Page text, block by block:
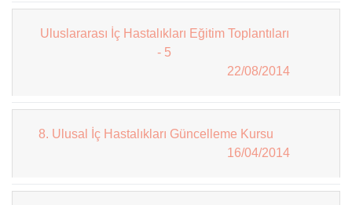
Uluslararası İç Hastalıkları Eğitim Toplantıları
- 5
22/08/2014
8. Ulusal İç Hastalıkları Güncelleme Kursu
16/04/2014